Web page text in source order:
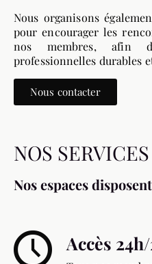
Nous organisons
pour encourager les
nos membres, afin
professionnelles durables
Nous contacter
NOS SERVICES
Nos espaces
Accès